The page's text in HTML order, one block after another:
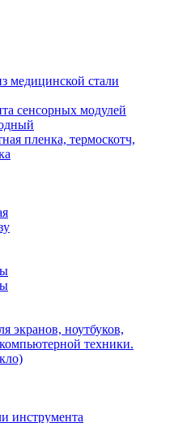
медицинской стали
сенсорных модулей
пленка, термоскотч,
экранов, ноутбуков,
техники.
инструмента